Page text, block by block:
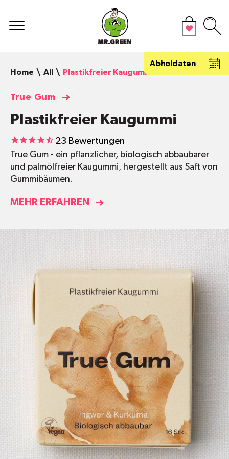
Abholdaten
Home
All Plastikfreier Kaugummi
True Gum
Plastikfreier Kaugummi
23 Bewertungen
True Gum - ein pflanzlicher, biologisch abbaubarer
und palmölfreier Kaugummi, hergestellt aus Saft von
Gummibäumen.
MEHR ERFAHREN